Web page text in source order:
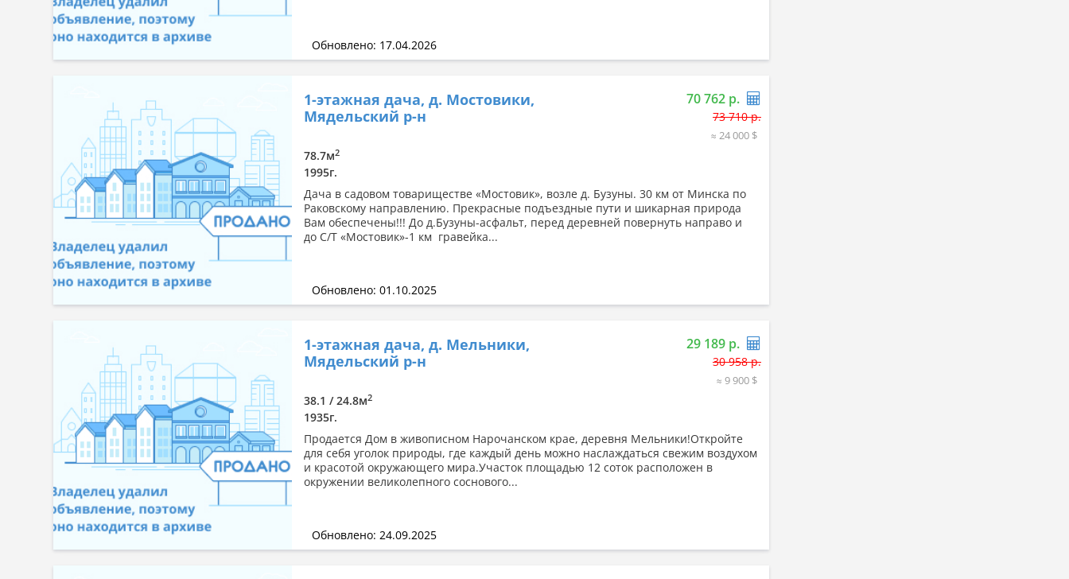
Обновлено: 17.04.2026
1-этажная дача, д. Мостовики,
Мядельский р-н
70 762 р.
73 710 р.
≈ 24 000 $
78.7м2
1995г.
Дача в садовом товариществе «Мостовик», возле д. Бузуны. 30 км от Минска по
Раковскому направлению. Прекрасные подъездные пути и шикарная природа
Вам обеспечены!!! До д.Бузуны-асфальт, перед деревней повернуть направо и
до С/Т «Мостовик»-1 км гравейка...
Обновлено: 01.10.2025
1-этажная дача, д. Мельники,
Мядельский р-н
29 189 р.
30 958 р.
≈ 9 900 $
38.1 / 24.8м2
1935г.
Продается Дом в живописном Нарочанском крае, деревня Мельники!Откройте
для себя уголок природы, где каждый день можно наслаждаться свежим воздухом
и красотой окружающего мира.Участок площадью 12 соток расположен в
окружении великолепного соснового...
Обновлено: 24.09.2025